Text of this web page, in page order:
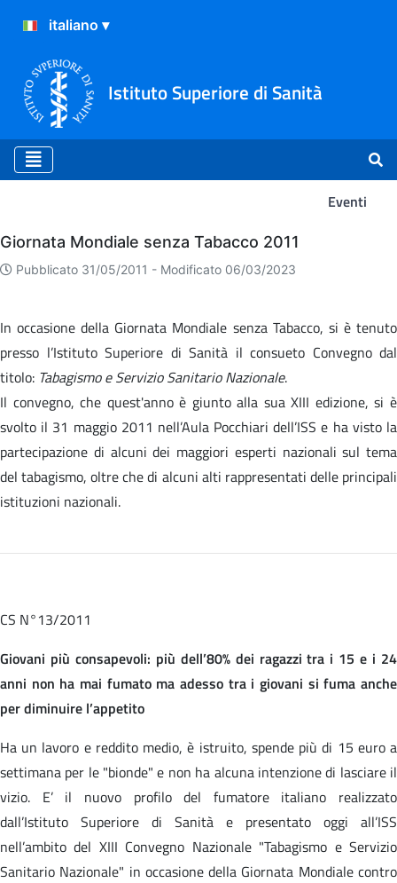
Istituto Superiore di Sanità
Eventi
Eventi
Giornata Mondiale senza Tabacco 2011
Pubblicato 31/05/2011 - Modificato 06/03/2023
In occasione della Giornata Mondiale senza Tabacco, si è tenuto
presso l’Istituto Superiore di Sanità il consueto Convegno dal
titolo: Tabagismo e Servizio Sanitario Nazionale.
Il convegno, che quest'anno è giunto alla sua XIII edizione, si è
svolto il 31 maggio 2011 nell’Aula Pocchiari dell’ISS e ha visto la
partecipazione di alcuni dei maggiori esperti nazionali sul tema
del tabagismo, oltre che di alcuni alti rappresentati delle principali
istituzioni nazionali.
CS N°13/2011
Giovani più consapevoli: più dell’80% dei ragazzi tra i 15 e i 24
anni non ha mai fumato ma adesso tra i giovani si fuma anche
per diminuire l’appetito
Ha un lavoro e reddito medio, è istruito, spende più di 15 euro a
settimana per le "bionde" e non ha alcuna intenzione di lasciare il
vizio. E’ il nuovo profilo del fumatore italiano realizzato
dall’Istituto Superiore di Sanità e presentato oggi all’ISS
nell’ambito del XIII Convegno Nazionale "Tabagismo e Servizio
Sanitario Nazionale" in occasione della Giornata Mondiale contro